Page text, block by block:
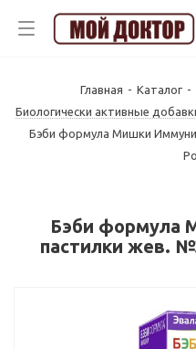
Главная - Каталог -
Биологически активные
Бэби формула Мишки
Бэби формула
пастилки жев.